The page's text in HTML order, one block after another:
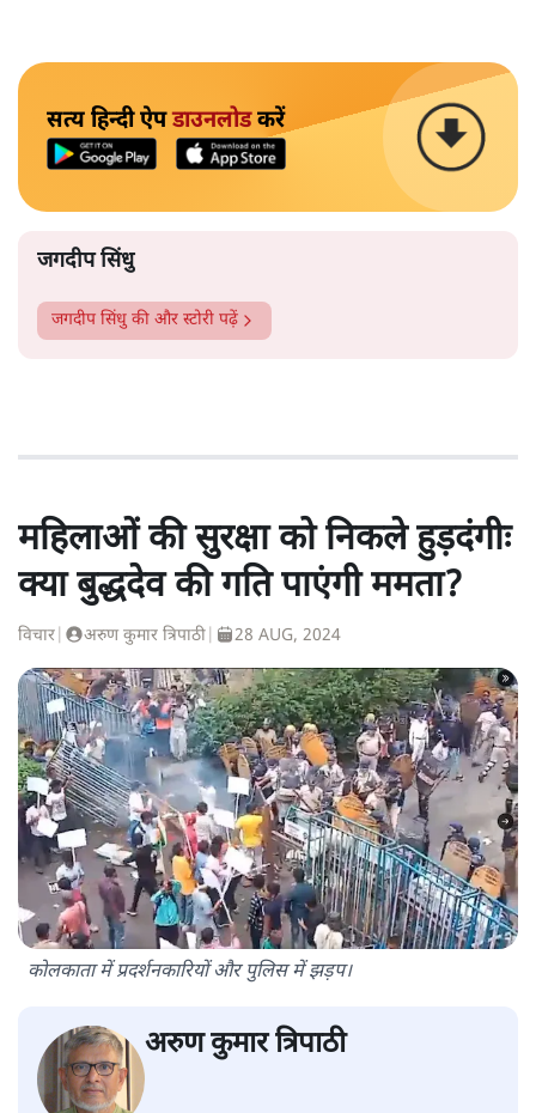
सत्य हिन्दी ऐपडाउनलोडकरें
जगदीप सिंधु
जगदीप सिंधुकी और स्टोरी पढ़ें
महिलाओं की सुरक्षा को निकले हुड़दंगीः
क्या बुद्धदेव की गति पाएंगी ममता?
विचार अरुण कुमार त्रिपाठी 28 AUG, 2024
कोलकाता में प्रदर्शनकारियों और पुलिस में झड़प।
अरुण कुमार त्रिपाठी